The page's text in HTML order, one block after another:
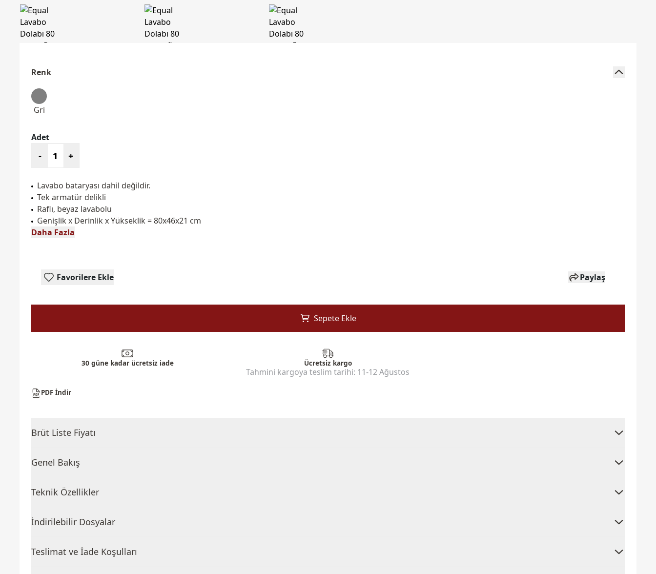
Renk
Gri
Adet
- +
Lavabo bataryası dahil değildir.
Tek armatür delikli
Raflı, beyaz lavabolu
Genişlik x Derinlik x Yükseklik = 80x46x21 cm
Daha Fazla
Favorilere Ekle Paylaş
Sepete Ekle
30 güne kadar ücretsiz iade Ücretsiz kargo
Tahmini kargoya teslim tarihi: 11-12 Ağustos
PDF İndir
Brüt Liste Fiyatı
Genel Bakış
Teknik Özellikler
İndirilebilir Dosyalar
Teslimat ve İade Koşulları